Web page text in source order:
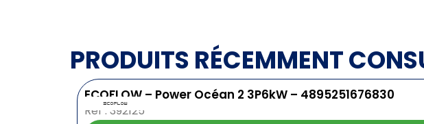
PRODUITS RÉCEMMENT
ECOFLOW – Power Océan 2 3P6kW – 4895251676830
Ref : 392125